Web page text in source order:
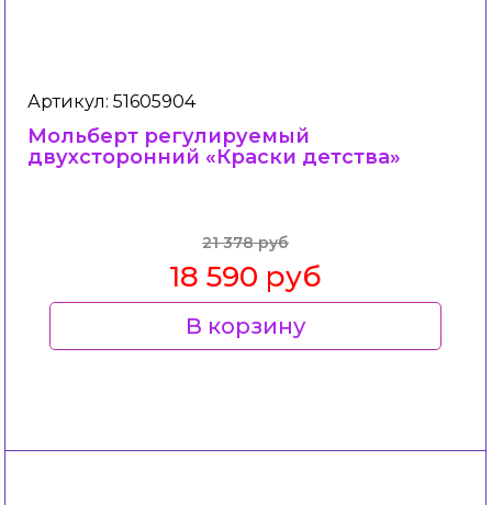
Артикул: 51605904
Мольберт регулируемый
двухсторонний «Краски детства»
21 378 руб
18 590 руб
В корзину